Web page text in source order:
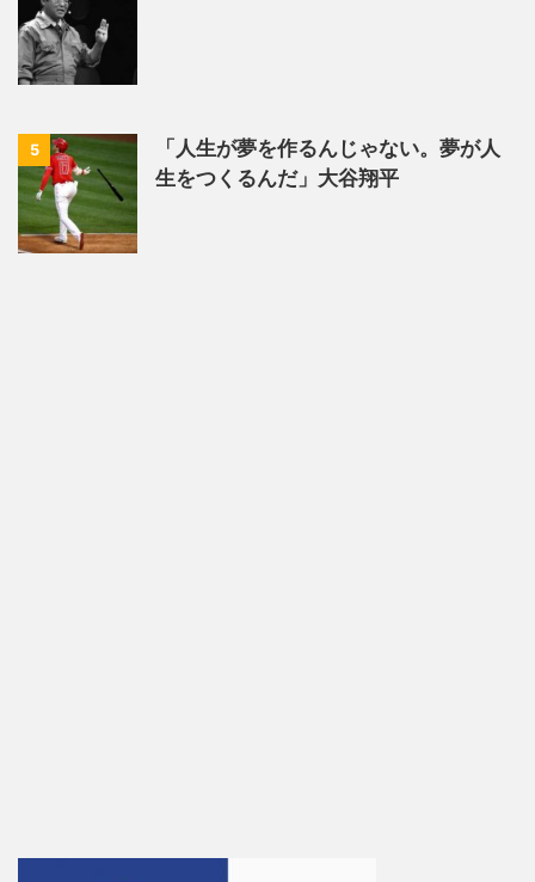
5
「人生が夢を作るんじゃない。夢が人
生をつくるんだ」大谷翔平